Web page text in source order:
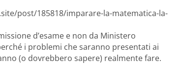
post/185818/imparare-la-matematica-la-
d’esame e non da Ministero
i problemi che saranno presentati ai
(o dovrebbero sapere) realmente fare.